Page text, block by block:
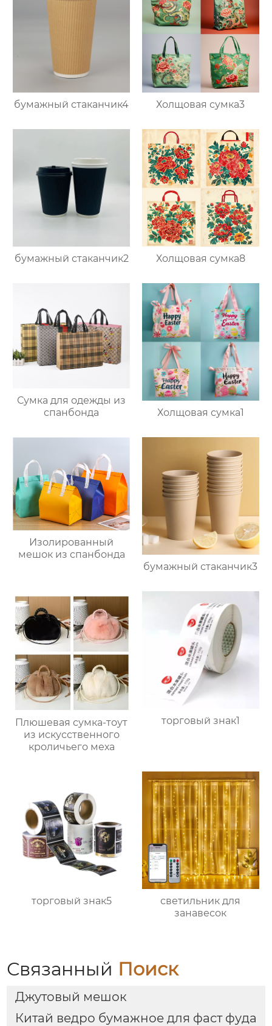
бумажный стаканчик4 Холщовая сумка3
бумажный стаканчик2 Холщовая сумка8
Сумка для одежды из
спанбонда
Холщовая сумка1
Изолированный
мешок из спанбонда
бумажный стаканчик3
Плюшевая сумка-тоут
из искусственного
кроличьего меха
торговый знак1
торговый знак5
светильник для
занавесок
Связанный Поиск
Джутовый мешок
Китай ведро бумажное для фаст фуда